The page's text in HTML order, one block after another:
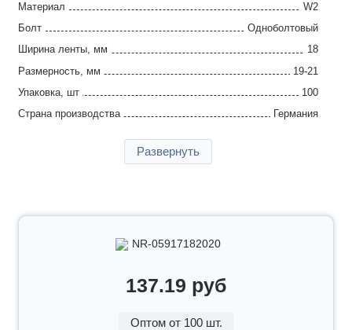
Материал
W2
Болт
Одноболтовый
Ширина ленты, мм
18
Размерность, мм
19-21
Упаковка, шт
100
Страна производства
Германия
Развернуть
NR-05917182020
137.19 руб
Оптом от 100 шт.